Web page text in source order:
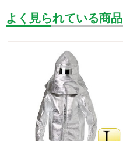
よく見られている商品